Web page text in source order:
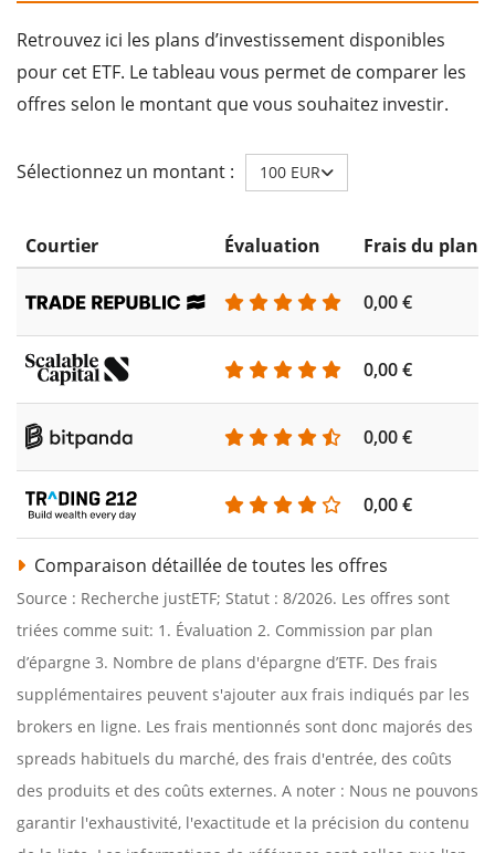
Retrouvez ici les plans d’investissement disponibles
pour cet ETF. Le tableau vous permet de comparer les
offres selon le montant que vous souhaitez investir.
Sélectionnez un montant : 100 EUR
Courtier Évaluation Frais du plan
0,00 €
0,00 €
0,00 €
0,00 €
Comparaison détaillée de toutes les offres
Source : Recherche justETF; Statut : 8/2026. Les offres sont
triées comme suit: 1. Évaluation 2. Commission par plan
d’épargne 3. Nombre de plans d'épargne d’ETF. Des frais
supplémentaires peuvent s'ajouter aux frais indiqués par les
brokers en ligne. Les frais mentionnés sont donc majorés des
spreads habituels du marché, des frais d'entrée, des coûts
des produits et des coûts externes. A noter : Nous ne pouvons
garantir l'exhaustivité, l'exactitude et la précision du contenu